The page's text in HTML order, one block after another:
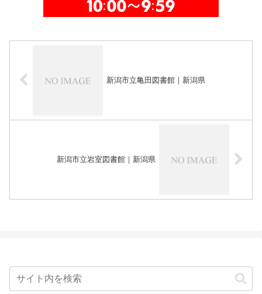
新潟市立亀田図書館｜新潟県
新潟市立岩室図書館｜新潟県